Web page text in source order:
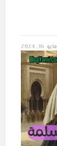
مايو 16, 2024